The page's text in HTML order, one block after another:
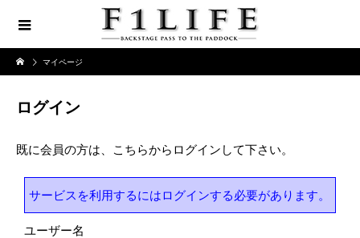
マイページ
ログイン
既に会員の方は、こちらからログインして下さい。
サービスを利用するにはログインする必要があります。
ユーザー名